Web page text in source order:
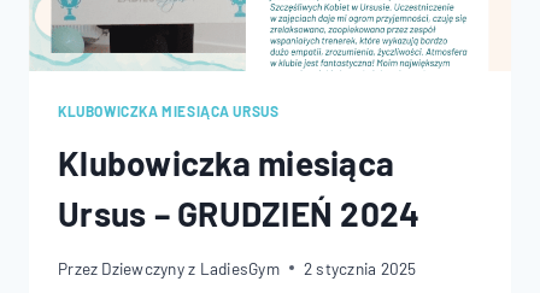
KLUBOWICZKA MIESIĄCA URSUS
Klubowiczka miesiąca
Ursus – GRUDZIEŃ 2024
Przez Dziewczyny z LadiesGym 2 stycznia 2025